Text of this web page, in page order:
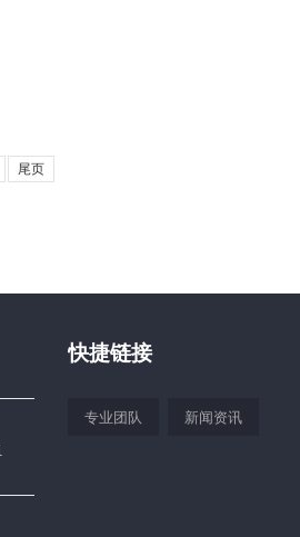
尾页
快捷链接
专业团队 新闻资讯